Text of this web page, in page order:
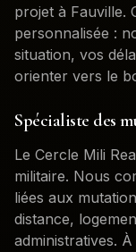
projet à Fauville.
personnalisée :
situation, vos
orienter vers le
Spécialiste des
Le Cercle Mili
militaire. Nous
liées aux
distance,
administratives. À